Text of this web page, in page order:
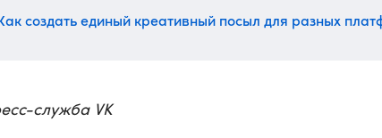
создать единый креативный посыл для разных
служба VK